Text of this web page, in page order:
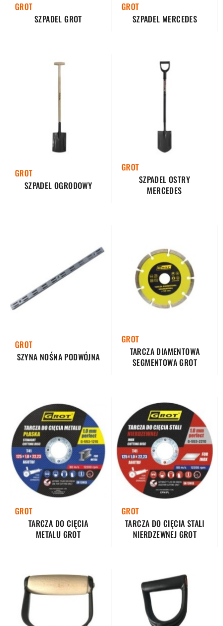
GROT
SZPADEL GROT
GROT
SZPADEL MERCEDES
GROT
SZPADEL OGRODOWY
GROT
SZPADEL OSTRY
MERCEDES
GROT
SZYNA NOŚNA PODWÓJNA
GROT
TARCZA DIAMENTOWA
SEGMENTOWA GROT
GROT
TARCZA DO CIĘCIA
METALU GROT
GROT
TARCZA DO CIĘCIA STALI
NIERDZEWNEJ GROT